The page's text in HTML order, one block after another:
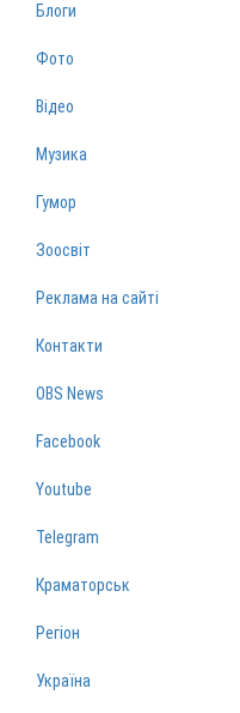
Блоги
Фото
Відео
Музика
Гумор
Зоосвіт
Реклама на сайті
Контакти
OBS News
Facebook
Youtube
Telegram
Краматорськ
Регіон
Україна